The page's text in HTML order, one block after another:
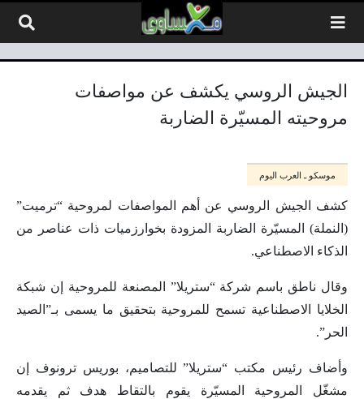
الجيش الروسي يكشف عن مواصفات
مروحيته المسيّرة الضاربة
موسكو ـ العرب اليوم
كشف الجيش الروسي عن أهم المواصفات لمروحية “ترميت”
(النملة) المسيّرة الضاربة المزودة بخوارزميات ذات عناصر من
الذكاء الاصطناعي.
وقال ناطق باسم شركة “ستريلا” المصنعة للمروحية إن شبكة
الخلايا الاصطناعية تسمح للمروحية بتحقيق ما يسمى بـ”الصيد
الحر”.
وأضاف رئيس مكتب “ستريلا” للتصاميم، بوريس ترونوف إن
مشغّل المروحية المسيّرة يقوم بالتقاط هدف ثم يقدمه